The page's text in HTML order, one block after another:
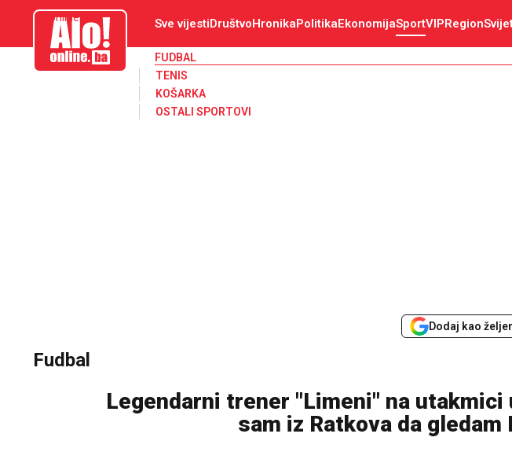
aloonline.ba Sve vijestiDruštvoHronikaPolitikaEkonomijaSportVIPRegion
FUDBAL
TENIS
KOŠARKA
OSTALI SPORTOVI
Dodaj kao
Fudbal
Legendarni trener "Limeni" na utakmici
sam iz Ratkova da gledam